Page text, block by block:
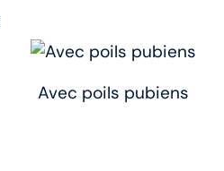
Avec poils pubiens